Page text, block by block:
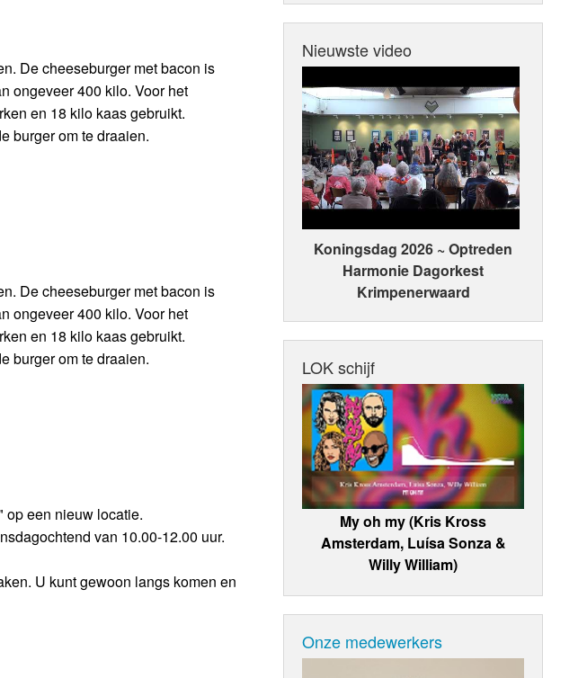
De cheeseburger met bacon is
ongeveer 400 kilo. Voor het
en 18 kilo kaas gebruikt.
burger om te draaien.
De cheeseburger met bacon is
ongeveer 400 kilo. Voor het
en 18 kilo kaas gebruikt.
burger om te draaien.
op een nieuw locatie.
van 10.00-12.00 uur.
U kunt gewoon langs komen en
Nieuwste video
Koningsdag 2026 ~ Optreden
Harmonie Dagorkest
Krimpenerwaard
LOK schijf
My oh my (Kris Kross
Amsterdam, Luísa Sonza &
Willy William)
Onze medewerkers